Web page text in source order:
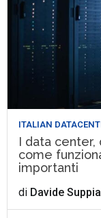
ITALIAN
I data center,
come
importanti
di Davide Suppia